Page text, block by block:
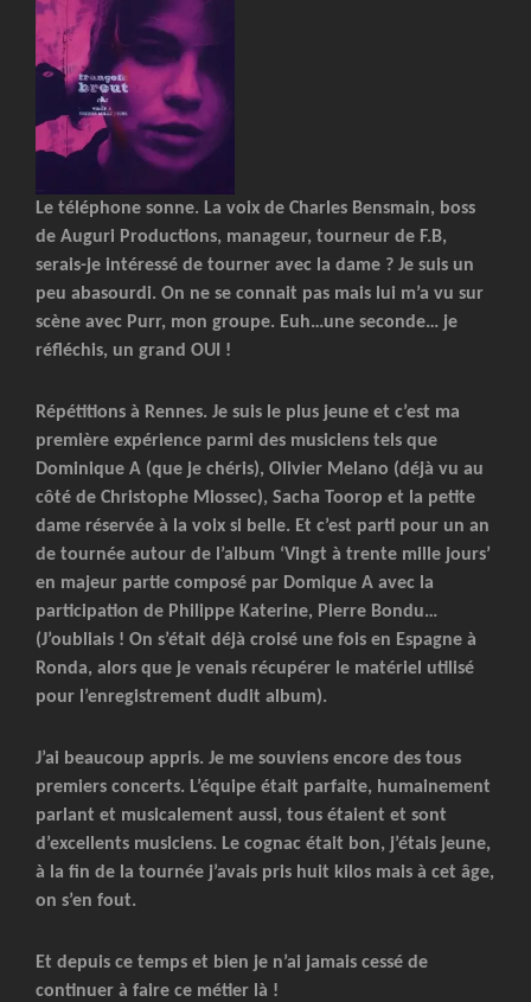
Le téléphone sonne. La voix de Charles Bensmain, boss
de Auguri Productions, manageur, tourneur de F.B,
serais-je intéressé de tourner avec la dame ? Je suis un
peu abasourdi. On ne se connait pas mais lui m’a vu sur
scène avec Purr, mon groupe. Euh…une seconde… je
réfléchis, un grand OUI !
Répétitions à Rennes. Je suis le plus jeune et c’est ma
première expérience parmi des musiciens tels que
Dominique A (que je chéris), Olivier Melano (déjà vu au
côté de Christophe Miossec), Sacha Toorop et la petite
dame réservée à la voix si belle. Et c’est parti pour un an
de tournée autour de l’album ‘Vingt à trente mille jours’
en majeur partie composé par Domique A avec la
participation de Philippe Katerine, Pierre Bondu…
(J’oubliais ! On s’était déjà croisé une fois en Espagne à
Ronda, alors que je venais récupérer le matériel utilisé
pour l’enregistrement dudit album).
J’ai beaucoup appris. Je me souviens encore des tous
premiers concerts. L’équipe était parfaite, humainement
parlant et musicalement aussi, tous étaient et sont
d’excellents musiciens. Le cognac était bon, j’étais jeune,
à la fin de la tournée j’avais pris huit kilos mais à cet âge,
on s’en fout.
Et depuis ce temps et bien je n’ai jamais cessé de
continuer à faire ce métier là !